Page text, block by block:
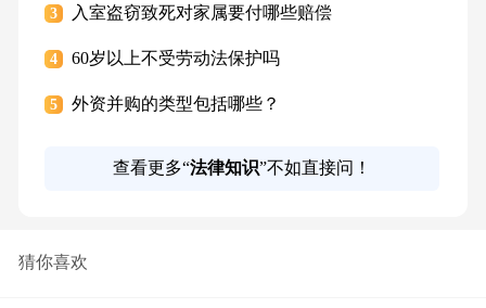
3 入室盗窃致死对家属要付哪些赔偿
4 60岁以上不受劳动法保护吗
5 外资并购的类型包括哪些？
查看更多“法律知识”不如直接问！
猜你喜欢